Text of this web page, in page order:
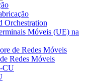
Orchestration
Móveis (UE) na
de Redes Móveis
Redes Móveis
CU